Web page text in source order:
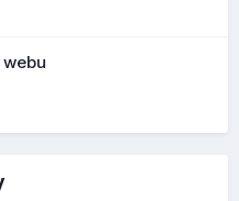
pre vyhľadávanie
filtrovania a